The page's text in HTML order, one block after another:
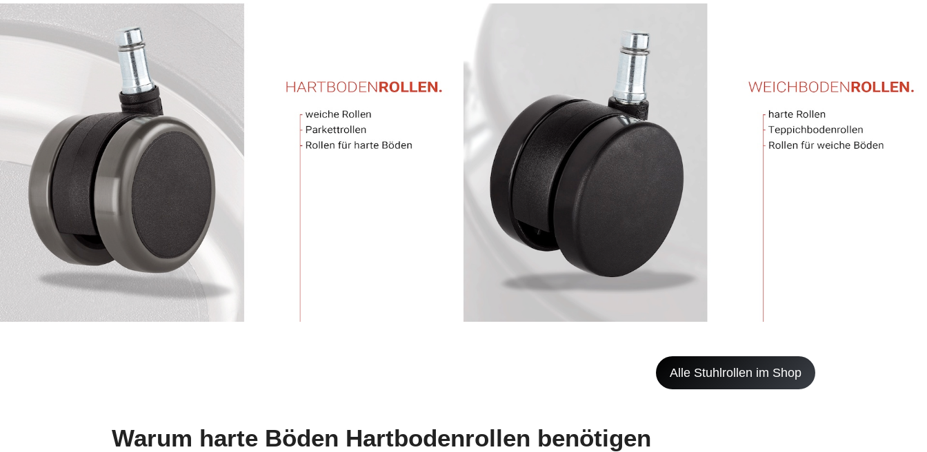
Alle Stuhlrollen im Shop
Warum harte Böden Hartbodenrollen benötigen